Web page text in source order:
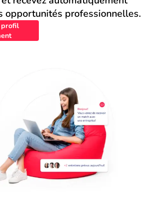
opportunités professionnelles.
profil